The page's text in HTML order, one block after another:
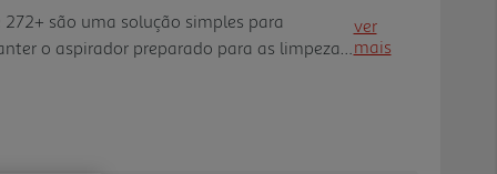
são uma solução simples para
o aspirador preparado para as limpezas
contribuindo para uma utilização mais
ver
mais